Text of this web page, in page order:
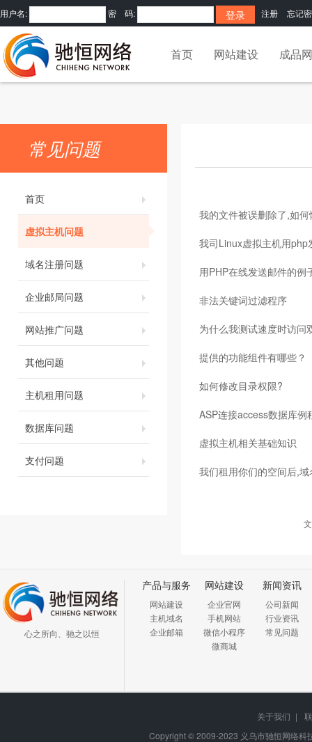
用户名: 密 码: 注册 忘记
首页 网站建设 成品
常见问题
首页
虚拟主机问题
域名注册问题
企业邮局问题
网站推广问题
其他问题
主机租用问题
数据库问题
支付问题
我的文件被误删除了,如
我司Linux虚拟主机用php
用PHP在线发送邮件的例
非法关键词过滤程序
为什么我测试速度时访问
提供的功能组件有哪些？
如何修改目录权限?
ASP连接access数据库例
虚拟主机相关基础知识
我们租用你们的空间后,
心之所向、驰之以恒
产品与服务
网站建设
主机域名
企业邮箱
网站建设
企业官网
手机网站
微信小程序
微商城
新闻资讯
公司新闻
行业资讯
常见问题
关于我们 |
Copyright © 2009-2023 义乌市驰恒网络科